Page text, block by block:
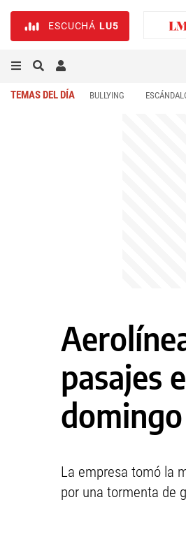
ESCUCHÁ LU5
TEMAS DEL DÍA BULLYING
pasajes
domingo
La empresa tomó la
por una tormenta de